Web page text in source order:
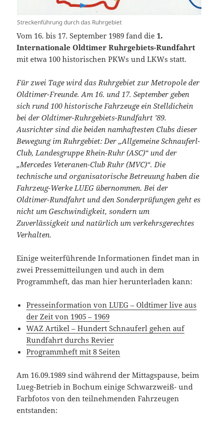
Streckenführung durch das Ruhrgebiet
Vom 16. bis 17. September 1989 fand die1.
Internationale Oldtimer Ruhrgebiets-Rundfahrt
mit etwa 100 historischen PKWs und LKWs statt.
Für zwei Tage wird das Ruhrgebiet zur Metropole der
Oldtimer-Freunde. Am 16. und 17. September geben
sich rund 100 historische Fahrzeuge ein Stelldichein
bei der Oldtimer-Ruhrgebiets-Rundfahrt ’89.
Ausrichter sind die beiden namhaftesten Clubs dieser
Bewegung im Ruhrgebiet: Der „Allgemeine Schnauferl-
Club, Landesgruppe Rhein-Ruhr (ASC)“ und der
„Mercedes Veteranen-Club Ruhr (MVC)“. Die
technische und organisatorische Betreuung haben die
Fahrzeug-Werke LUEG übernommen. Bei der
Oldtimer-Rundfahrt und den Sonderprüfungen geht es
nicht um Geschwindigkeit, sondern um
Zuverlässigkeit und natürlich um verkehrsgerechtes
Verhalten.
Einige weiterführende Informationen findet man in
zwei Pressemitteilungen und auch in dem
Programmheft, das man hier herunterladen kann:
Presseinformation von LUEG – Oldtimer live aus
der Zeit von 1905 – 1969
WAZ Artikel – Hundert Schnauferl gehen auf
Rundfahrt durchs Revier
Programmheft mit 8 Seiten
Am 16.09.1989 sind während der Mittagspause, beim
Lueg-Betrieb in Bochum einige Schwarzweiß- und
Farbfotos von den teilnehmenden Fahrzeugen
entstanden: